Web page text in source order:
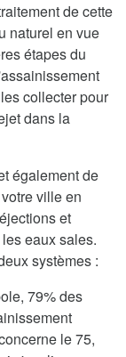
de cette
naturel en vue
étapes du
collecter pour
dans la
également de
ville en
et
eaux sales.
systèmes :
79% des
le 75,